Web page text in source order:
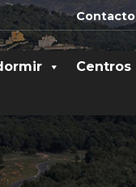
Contacto
Centros